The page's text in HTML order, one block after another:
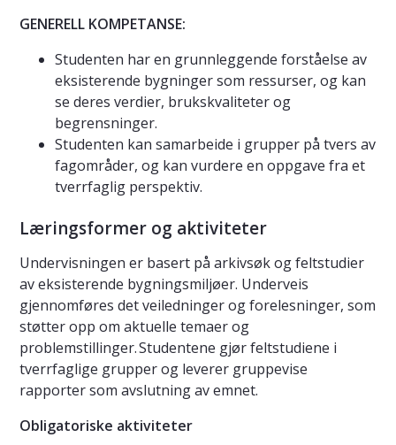
GENERELL KOMPETANSE:
Studenten har en grunnleggende forståelse av
eksisterende bygninger som ressurser, og kan
se deres verdier, brukskvaliteter og
begrensninger.
Studenten kan samarbeide i grupper på tvers av
fagområder, og kan vurdere en oppgave fra et
tverrfaglig perspektiv.
Læringsformer og aktiviteter
Undervisningen er basert på arkivsøk og feltstudier
av eksisterende bygningsmiljøer. Underveis
gjennomføres det veiledninger og forelesninger, som
støtter opp om aktuelle temaer og
problemstillinger. Studentene gjør feltstudiene i
tverrfaglige grupper og leverer gruppevise
rapporter som avslutning av emnet.
Obligatoriske aktiviteter